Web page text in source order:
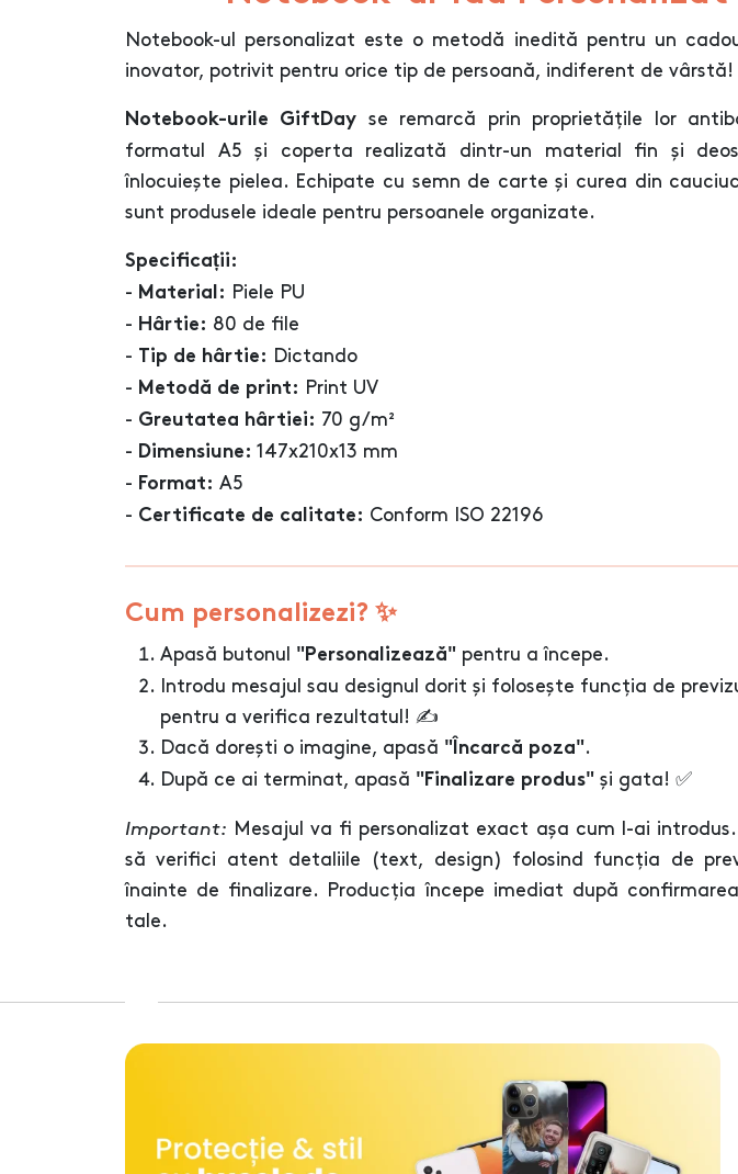
Notebook-ul personalizat este o metodă inedită pentru un
inovator, potrivit pentru orice tip de persoană, indiferent de
Notebook-urile GiftDay se remarcă prin proprietățile lor
formatul A5 și coperta realizată dintr-un material fin și
înlocuiește pielea. Echipate cu semn de carte și curea din
sunt produsele ideale pentru persoanele organizate.
Specificații:
- Material:
Piele PU
- Hârtie: 80 de file
-
Tip de hârtie:
Dictando
- Metodă de print:
Print UV
- Greutatea hârtiei: 70 g/m²
- Dimensiune: 147x210x13 mm
- Format: A5
- Certificate de calitate: Conform ISO 22196
Cum personalizezi? ✨
Apasă butonul "Personalizează" pentru a începe.
Introdu mesajul sau designul dorit și folosește funcția de
pentru a verifica rezultatul! ✍️
Dacă dorești o imagine, apasă "Încarcă poza".
După ce ai terminat, apasă "Finalizare produs" și gata! ✅
Important: Mesajul va fi personalizat exact așa cum l-ai introdus.
să verifici atent detaliile (text, design) folosind funcția de
înainte de finalizare. Producția începe imediat după
tale.